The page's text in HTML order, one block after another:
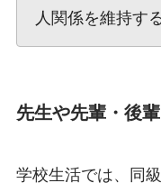
人関係を維持す
先生や先輩・後
学校生活では、同